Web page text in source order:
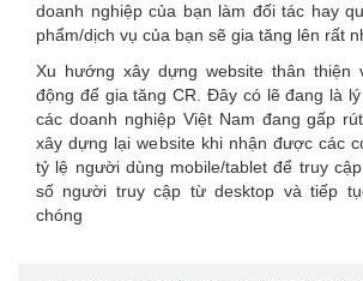
doanh nghiệp của bạn làm đối tác hay
phẩm/dịch vụ của bạn sẽ gia tăng lên rất
Xu hướng xây dựng website thân thiện
động để gia tăng CR. Đây có lẽ đang là
các doanh nghiệp Việt Nam đang gấp
xây dựng lại website khi nhận được các
tỷ lệ người dùng mobile/tablet để truy
số người truy cập từ desktop và tiếp
chóng